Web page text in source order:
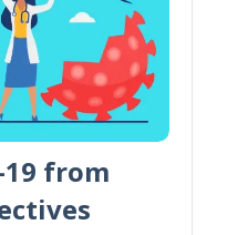
from